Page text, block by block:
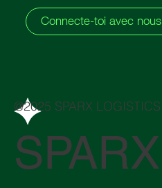
Connecte-toi avec nous
@2025 SPARX LOGISTICS
SPARX